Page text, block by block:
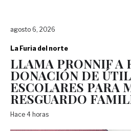
agosto 6, 2026
La Furia del norte
LLAMA PRONNIF A
DONACIÓN DE
ESCOLARES PARA
RESGUARDO
Hace 4 horas